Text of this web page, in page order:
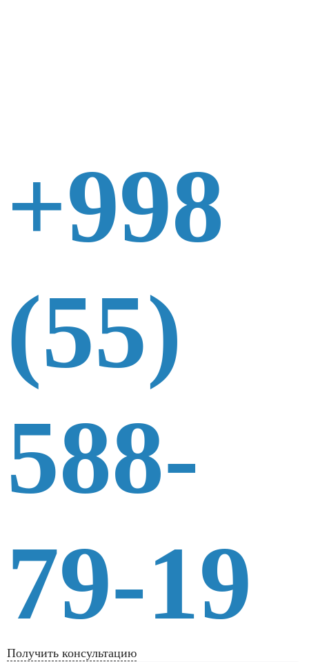
+998
(55)
588-
79-19
Получить консультацию